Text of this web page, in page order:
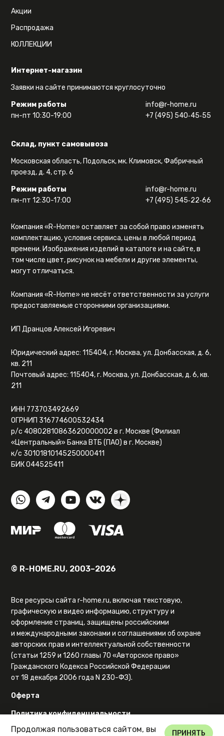
Интернет-магазин
Заявки на сайте принимаются круглосуточно
Режим работы
пн-пт 10:30-19:00
info@r-home.ru
+7 (495) 540‑45‑55
Склад, пункт самовывоза
Московская область, Подольск, мк. Климовск, Фабричный
проезд, д. 4, стр. 6
Режим работы
пн-пт 12:30-17:00
info@r-home.ru
+7 (495) 545‑22‑66
Акции
Распродажа
КОЛЛЕКЦИИ
Компания «R-Home» оставляет за собой право изменять
комплектацию, условия сервиса, цены в любой период
времени. Изображения изделий в каталоге и на сайте, в
том числе цвет, рисунок на мебели и другие элементы,
могут отличаться.
Компания «R-Home» не несёт ответственности за услуги
предоставляемые сторонними организациями.
ИП Дранцов Алексей Игоревич
Юридический адрес: 115404, г. Москва, ул. Донбасская, д. 6,
кв. 211
Почтовый адрес: 115404, г. Москва, ул. Донбасская, д. 6, кв.
211
ИНН 773703492669
ОГРНИП 316774600532434
р/с 40802810863620000002 в г. Москве (Филиал
«Центральный» Банка ВТБ (ПАО) в г. Москве)
к/с 30101810145250000411
БИК 044525411
© R-HOME.RU, 2003–2026
Все ресурсы сайта r-home.ru, включая текстовую,
графическую и видео информацию, структуру и
оформление страниц, защищены российскими
и международными законами и соглашениями об охране
авторских прав и интеллектуальной собственности
(статьи 1259 и 1260 главы 70 «Авторское право»
Гражданского Кодекса Российской Федерации
от 18 декабря 2006 года N 230-ФЗ).
Оферта
Политика конфиденциальности
Карта сайта
Продолжая пользоваться сайтом, вы
ПРИНЯТЬ